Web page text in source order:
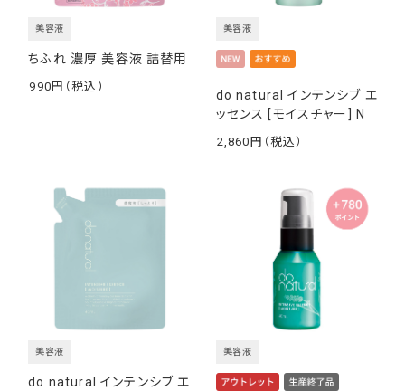
ちふれ 濃厚 美容液 詰替用
美容液
990
do natural インテンシブ エ
ッセンス [モイスチャー] N
美容液
2,860
do natural インテンシブ エ
美容液 美容液